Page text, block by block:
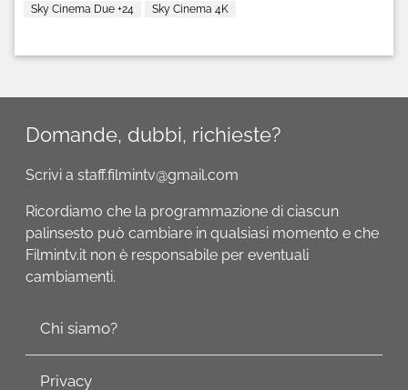
Sky Cinema Due +24 Sky Cinema 4K
Domande, dubbi, richieste?
Scrivi a staff.filmintv@gmail.com
Ricordiamo che la programmazione di ciascun
palinsesto può cambiare in qualsiasi momento e che
Filmintv.it non è responsabile per eventuali
cambiamenti.
Chi siamo?
Privacy